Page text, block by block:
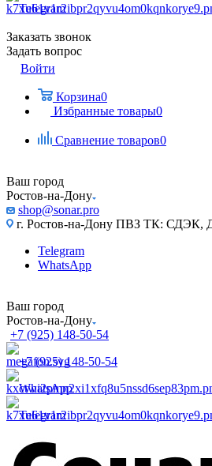
Telegram
Заказать звонок
Задать вопрос
Войти
Корзина0
Избранные товары0
Сравнение товаров0
Ваш город
Ростов-на-Дону
shop@sonar.pro
г. Ростов-на-Дону ПВЗ ТК:
Telegram
WhatsApp
Ваш город
Ростов-на-Дону
+7 (925) 148-50-54
+7 (925) 148-50-54
WhatsApp
Telegram